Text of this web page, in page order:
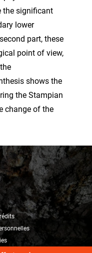
the significant
lower
part, these
point of view,
shows the
the Stampian
change of the